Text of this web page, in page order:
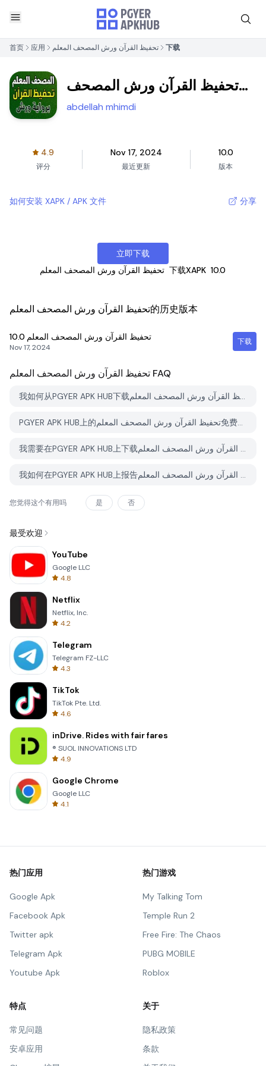
首页 应用 تحفيظ القرآن ورش المصحف المعلم 下载
تحفيظ القرآن ورش المصحف
المعلم
abdellah mhimdi
4.9
评分
Nov 17, 2024
最近更新
10.0
版本
如何安装 XAPK / APK 文件 分享
立即下载
تحفيظ القرآن ورش المصحف المعلم 下载XAPK 10.0
تحفيظ القرآن ورش المصحف المعلم的历史版本
تحفيظ القرآن ورش المصحف المعلم 10.0
Nov 17, 2024
下载
تحفيظ القرآن ورش المصحف المعلم FAQ
我如何从PGYER APK HUB下载تحفيظ القرآن ورش المصحف المعلم？
PGYER APK HUB上的تحفيظ القرآن ورش المصحف المعلم免费下载吗？
我需要在PGYER APK HUB上下载تحفيظ القرآن ورش المصحف المعلم时需要账户吗？
我如何在PGYER APK HUB上报告تحفيظ القرآن ورش المصحف المعلم的问题？
您觉得这个有用吗 是 否
最受欢迎
YouTube
Google LLC
4.8
Netflix
Netflix, Inc.
4.2
Telegram
Telegram FZ-LLC
4.3
TikTok
TikTok Pte. Ltd.
4.6
inDrive. Rides with fair fares
® SUOL INNOVATIONS LTD
4.9
Google Chrome
Google LLC
4.1
热门应用
Google Apk
Facebook Apk
Twitter apk
Telegram Apk
Youtube Apk
热门游戏
My Talking Tom
Temple Run 2
Free Fire: The Chaos
PUBG MOBILE
Roblox
特点
常见问题
安卓应用
关于
隐私政策
条款